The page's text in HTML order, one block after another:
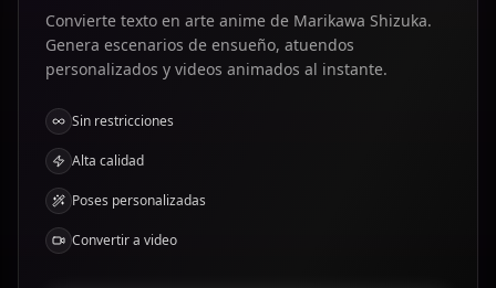
Convierte texto en arte anime de Marikawa Shizuka.
Genera escenarios de ensueño, atuendos
personalizados y videos animados al instante.
Sin restricciones
Alta calidad
Poses personalizadas
Convertir a video